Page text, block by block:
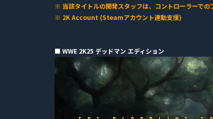
※ 当該タイトルの開発スタッフは、コントローラーでの
※ 2K Account (Steamアカウント連動支援)
■ WWE 2K25 デッドマン エディション